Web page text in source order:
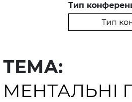
Тип
ТЕМА:
МЕНТАЛЬНІ